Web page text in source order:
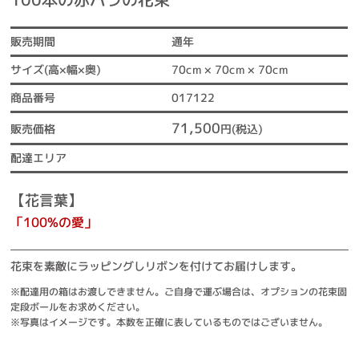
販売期間 通年
サイズ(高×幅×奥) 70cm × 70cm × 70cm
商品番号 017122
販売価格 71,500円(税込)
配達エリア
【花言葉】
「100%の愛」
花束を素敵にラッピングしリボンを付けてお届けします。
※配達用の箱はお渡しできません。ご自身で運ぶ場合は、オプションの花束固
定段ボールをお求めください。
※写真はイメージです。本数を正確に表しているものではございません。